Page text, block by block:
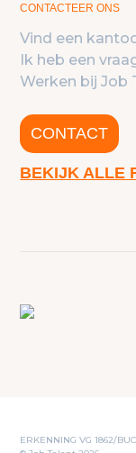
CONTACTEER ONS
Vind een
Ik heb een
Werken bij Job
CONTACT
BEKIJK ALLE
ERKENNING VG 1862/